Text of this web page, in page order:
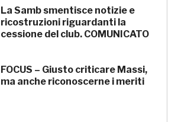
La Samb smentisce notizie e
ricostruzioni riguardanti la
cessione del club. COMUNICATO
FOCUS – Giusto criticare Massi,
ma anche riconoscerne i meriti